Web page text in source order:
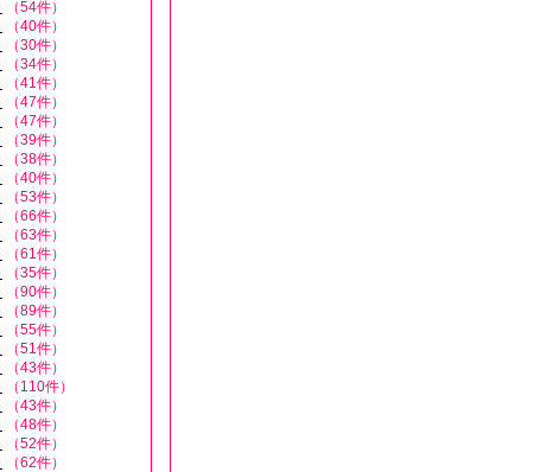
（54件）
（40件）
（30件）
（34件）
（41件）
（47件）
（47件）
（39件）
（38件）
（40件）
（53件）
（66件）
（63件）
（61件）
（35件）
（90件）
（89件）
（55件）
（51件）
（43件）
（110件）
（43件）
（48件）
（52件）
（62件）